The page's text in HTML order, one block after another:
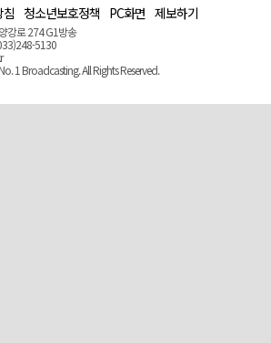
청소년보호정책 PC화면 제보하기
강로 274 G1방송
5130
1 Broadcasting. All Rights Reserved.